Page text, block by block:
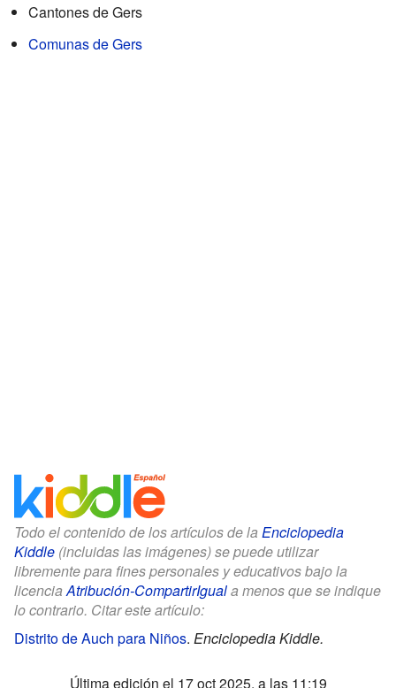
Cantones de Gers
Comunas de Gers
Todo el contenido de los artículos de la Enciclopedia
Kiddle (incluidas las imágenes) se puede utilizar
libremente para fines personales y educativos bajo la
licenciaAtribución-CompartirIguala menos que se indique
lo contrario. Citar este artículo:
Distrito de Auch para Niños. Enciclopedia Kiddle.
Última edición el 17 oct 2025, a las 11:19